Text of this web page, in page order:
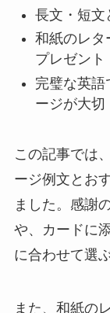
長文・短文
和紙のレタ
プレゼント
完璧な英語
ージが大切
この記事では
ージ例文とお
ました。感謝
や、カードに
に合わせて選
また、和紙の